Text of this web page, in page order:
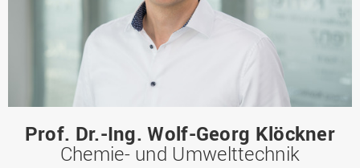
Prof. Dr.-Ing. Wolf-Georg Klöckner
Chemie- und Umwelttechnik